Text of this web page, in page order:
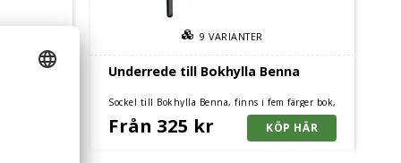
Underrede till Bokhylla Benna
Sockel till Bokhylla Benna, finns i fem färger bok,
9VARIANTER
Från 325 kr